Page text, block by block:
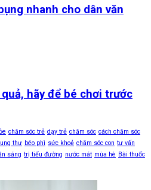
nhanh cho dân văn
hãy để bé chơi trước
chăm sóc trẻ dạy trẻ chăm sóc cách chăm sóc
ung thư béo phì sức khoẻ chăm sóc con tư vấn
sáng trị tiểu đường nước mát mùa hè Bài thuốc